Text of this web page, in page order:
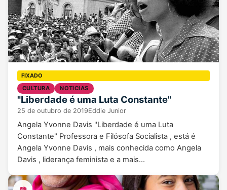
CULTURA NOTICIAS
"Liberdade é uma Luta Constante"
25 de outubro de 2019Eddie Junior
Angela Yvonne Davis "Liberdade é uma Luta
Constante" Professora e Filósofa Socialista , está é
Angela Yvonne Davis , mais conhecida como Angela
Davis , liderança feminista e a mais…